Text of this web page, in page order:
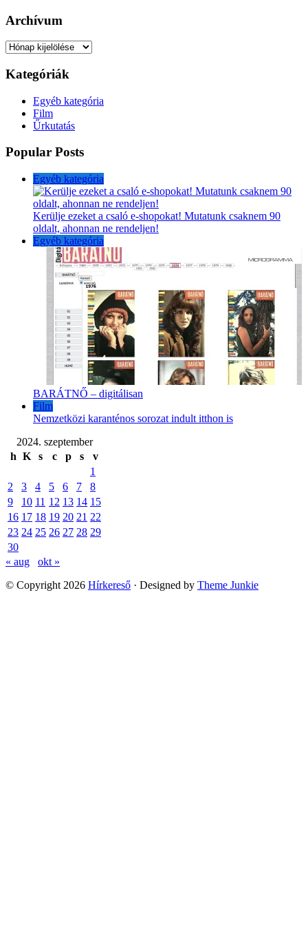
Archívum
Archívum
Kategóriák
Egyéb kategória
Film
Űrkutatás
Popular Posts
Egyéb kategória
Kerülje ezeket a csaló e-shopokat! Mutatunk csaknem 90
oldalt, ahonnan ne rendeljen!
Egyéb kategória
BARÁTNŐ – digitálisan
Film
Nemzetközi karanténos sorozat indult itthon is
2024. szeptember
h K s c p s
v
1
2
3 4 5 6 7
8
9
10 11 12 13 14 15
16 17 18 19 20 21 22
23 24 25 26 27 28 29
30
« aug
okt »
© Copyright 2026 Hírkereső · Designed by Theme Junkie